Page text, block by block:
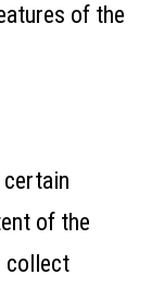
of the
of the
collect